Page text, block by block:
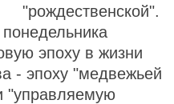
"рождественской".
эпоху в жизни
- эпоху "медвежьей
"управляемую